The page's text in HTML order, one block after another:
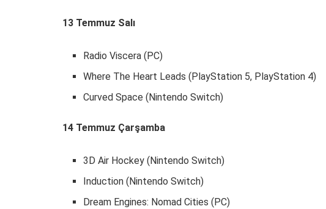
13 Temmuz Salı
Radio Viscera (PC)
Where The Heart Leads (PlayStation 5, PlayStation 4)
Curved Space (Nintendo Switch)
14 Temmuz Çarşamba
3D Air Hockey (Nintendo Switch)
Induction (Nintendo Switch)
Dream Engines: Nomad Cities (PC)